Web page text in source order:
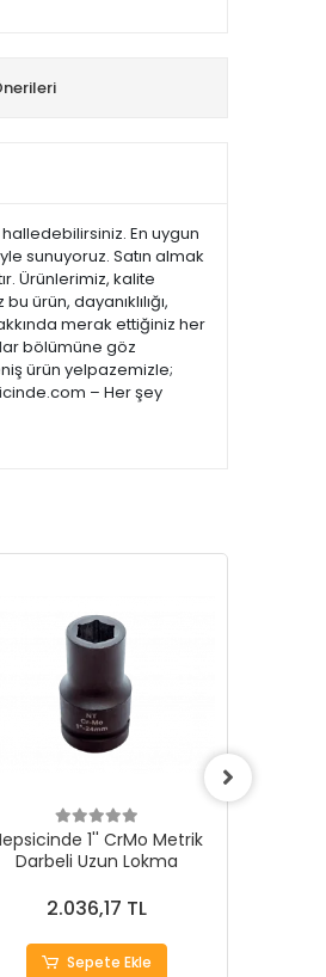
halledebilirsiniz. En uygun
sunuyoruz. Satın almak
Ürünlerimiz, kalite
ürün, dayanıklılığı,
merak ettiğiniz her
bölümüne göz
ürün yelpazemizle;
– Her şey
1'' CrMo Metrik
Darbeli Uzun Lokma
2.036,17 TL
Sepete Ekle